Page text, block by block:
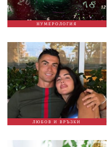
НУМЕРОЛОГИЯ
ЛЮБОВ И ВРЪЗКИ